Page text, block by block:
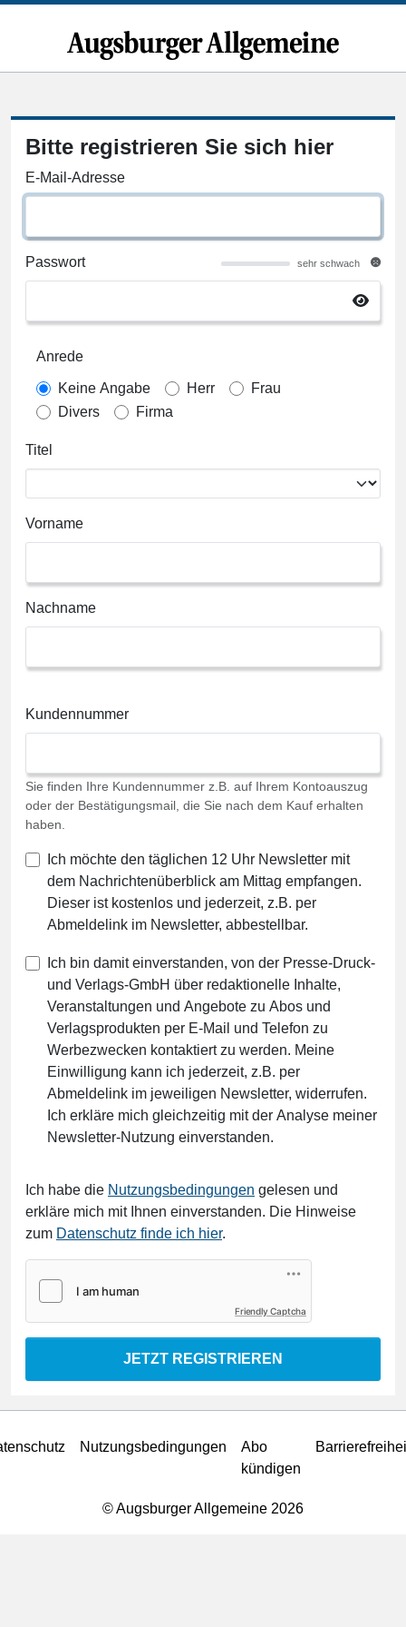
Bitte registrieren Sie sich hier
E-Mail-Adresse
Passwort sehr schwach
Anrede
Keine Angabe Herr
Frau
Divers
Firma
Titel
Vorname
Nachname
Kundennummer
Sie finden Ihre Kundennummer z.B. auf Ihrem Kontoauszug
oder der Bestätigungsmail, die Sie nach dem Kauf erhalten
haben.
Ich möchte den täglichen 12 Uhr Newsletter mit
dem Nachrichtenüberblick am Mittag empfangen.
Dieser ist kostenlos und jederzeit, z.B. per
Abmeldelink im Newsletter, abbestellbar.
Ich bin damit einverstanden, von der Presse-Druck-
und Verlags-GmbH über redaktionelle Inhalte,
Veranstaltungen und Angebote zu Abos und
Verlagsprodukten per E-Mail und Telefon zu
Werbezwecken kontaktiert zu werden. Meine
Einwilligung kann ich jederzeit, z.B. per
Abmeldelink im jeweiligen Newsletter, widerrufen.
Ich erkläre mich gleichzeitig mit der Analyse meiner
Newsletter-Nutzung einverstanden.
Ich habe die Nutzungsbedingungen gelesen und
erkläre mich mit Ihnen einverstanden. Die Hinweise
zum Datenschutz finde ich hier.
Friendly Captcha
JETZT REGISTRIEREN
Nutzungsbedingungen
Abo
kündigen
© Augsburger Allgemeine 2026